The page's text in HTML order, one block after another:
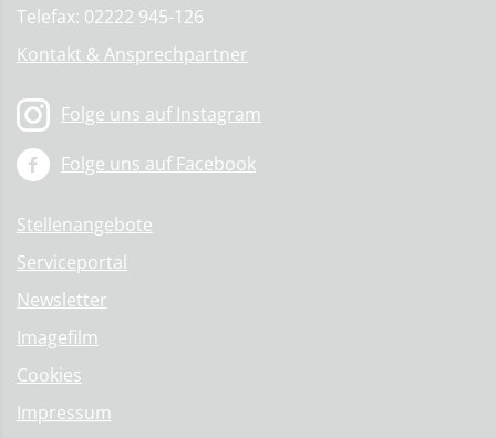
Telefax: 02222 945-126
Kontakt & Ansprechpartner
Folge uns auf Instagram
Folge uns auf Facebook
Stellenangebote
Serviceportal
Newsletter
Imagefilm
Cookies
Impressum